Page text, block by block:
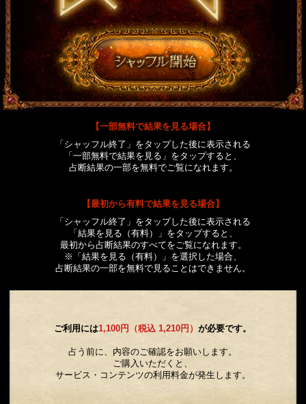
【一部無料で結果を見る場合】
「シャッフル終了」をタップした後に表示される
「一部無料で結果を見る」をタップすると、
占断結果の一部を無料でご覧になれます。
【最初から有料で結果を見る場合】
「シャッフル終了」をタップした後に表示される
「結果を見る（有料）」をタップすると、
最初から占断結果のすべてをご覧になれます。
※「結果を見る（有料）」を選択した場合、
占断結果の一部を無料で見ることはできません。
ご利用には1,100円（税込 1,210円）が必要です。
占う前に、内容のご確認をお願いします。
ご購入いただくと、
サービス・コンテンツの利用料金が発生します。